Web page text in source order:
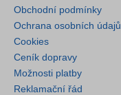
Obchodní podmínky
Ochrana osobních údajů
Cookies
Ceník dopravy
Možnosti platby
Reklamační řád